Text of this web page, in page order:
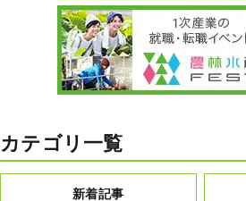
カテゴリ一覧
新着記事